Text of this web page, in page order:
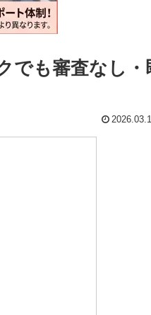
でも審査なし・